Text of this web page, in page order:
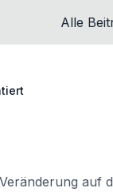
Alle
auf